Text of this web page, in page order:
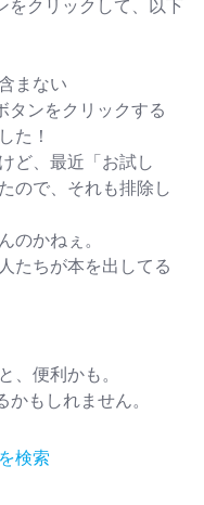
クリックして、以下
まない
タンをクリックする
た！
ど、最近「お試し
ので、それも排除し
のかねぇ。
たちが本を出してる
、便利かも。
もしれません。
検索